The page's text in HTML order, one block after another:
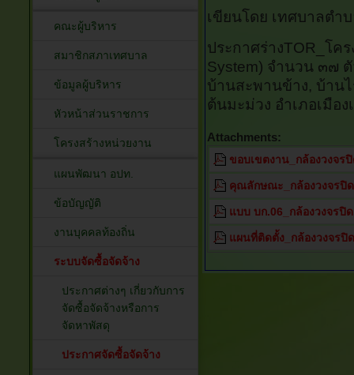
เขียนโดย เทศบาลตำ
ประกาศร่างTOR_โค
System) จำนวน ๓๗
บ้านสะพานข้าง, บ้าน
ต้นมะม่วง อำเภอเมือ
Attachments:
ขอบเขตงาน_กล้องวงจร
คุณลักษณะ_กล้องวงจรปิ
แบบ บก.06_กล้องวงจรปิ
แผนที่ติดตั้ง_กล้องวงจรปิ
คณะผู้บริหาร
สมาชิกสภาเทศบาล
ข้อมูลผู้บริหาร
หัวหน้าส่วนราชการ
โครงสร้างหน่วยงาน
แผนพัฒนา อปท.
ข้อบัญญัติ
งานบุคคลท้องถิ่น
ระบบจัดซื้อจัดจ้าง
ประกาศต่างๆ เกี่ยวกับการ
จัดซื้อจัดจ้างหรือการ
จัดหาพัสดุ
ประกาศจัดซื้อจัดจ้าง